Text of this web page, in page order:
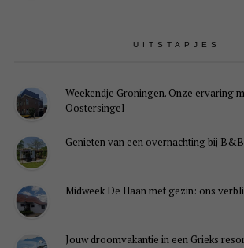
UITSTAPJES
Weekendje Groningen. Onze ervaring
Oostersingel
Genieten van een overnachting bij
Midweek De Haan met gezin: ons
Jouw droomvakantie in een Grieks